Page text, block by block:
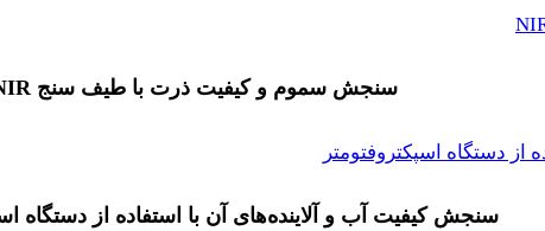
سنجش سموم و کیفیت ذرت با طیف سنج NIR
سنجش کیفیت آب و آلاینده‌های آن با استفاده از دستگاه